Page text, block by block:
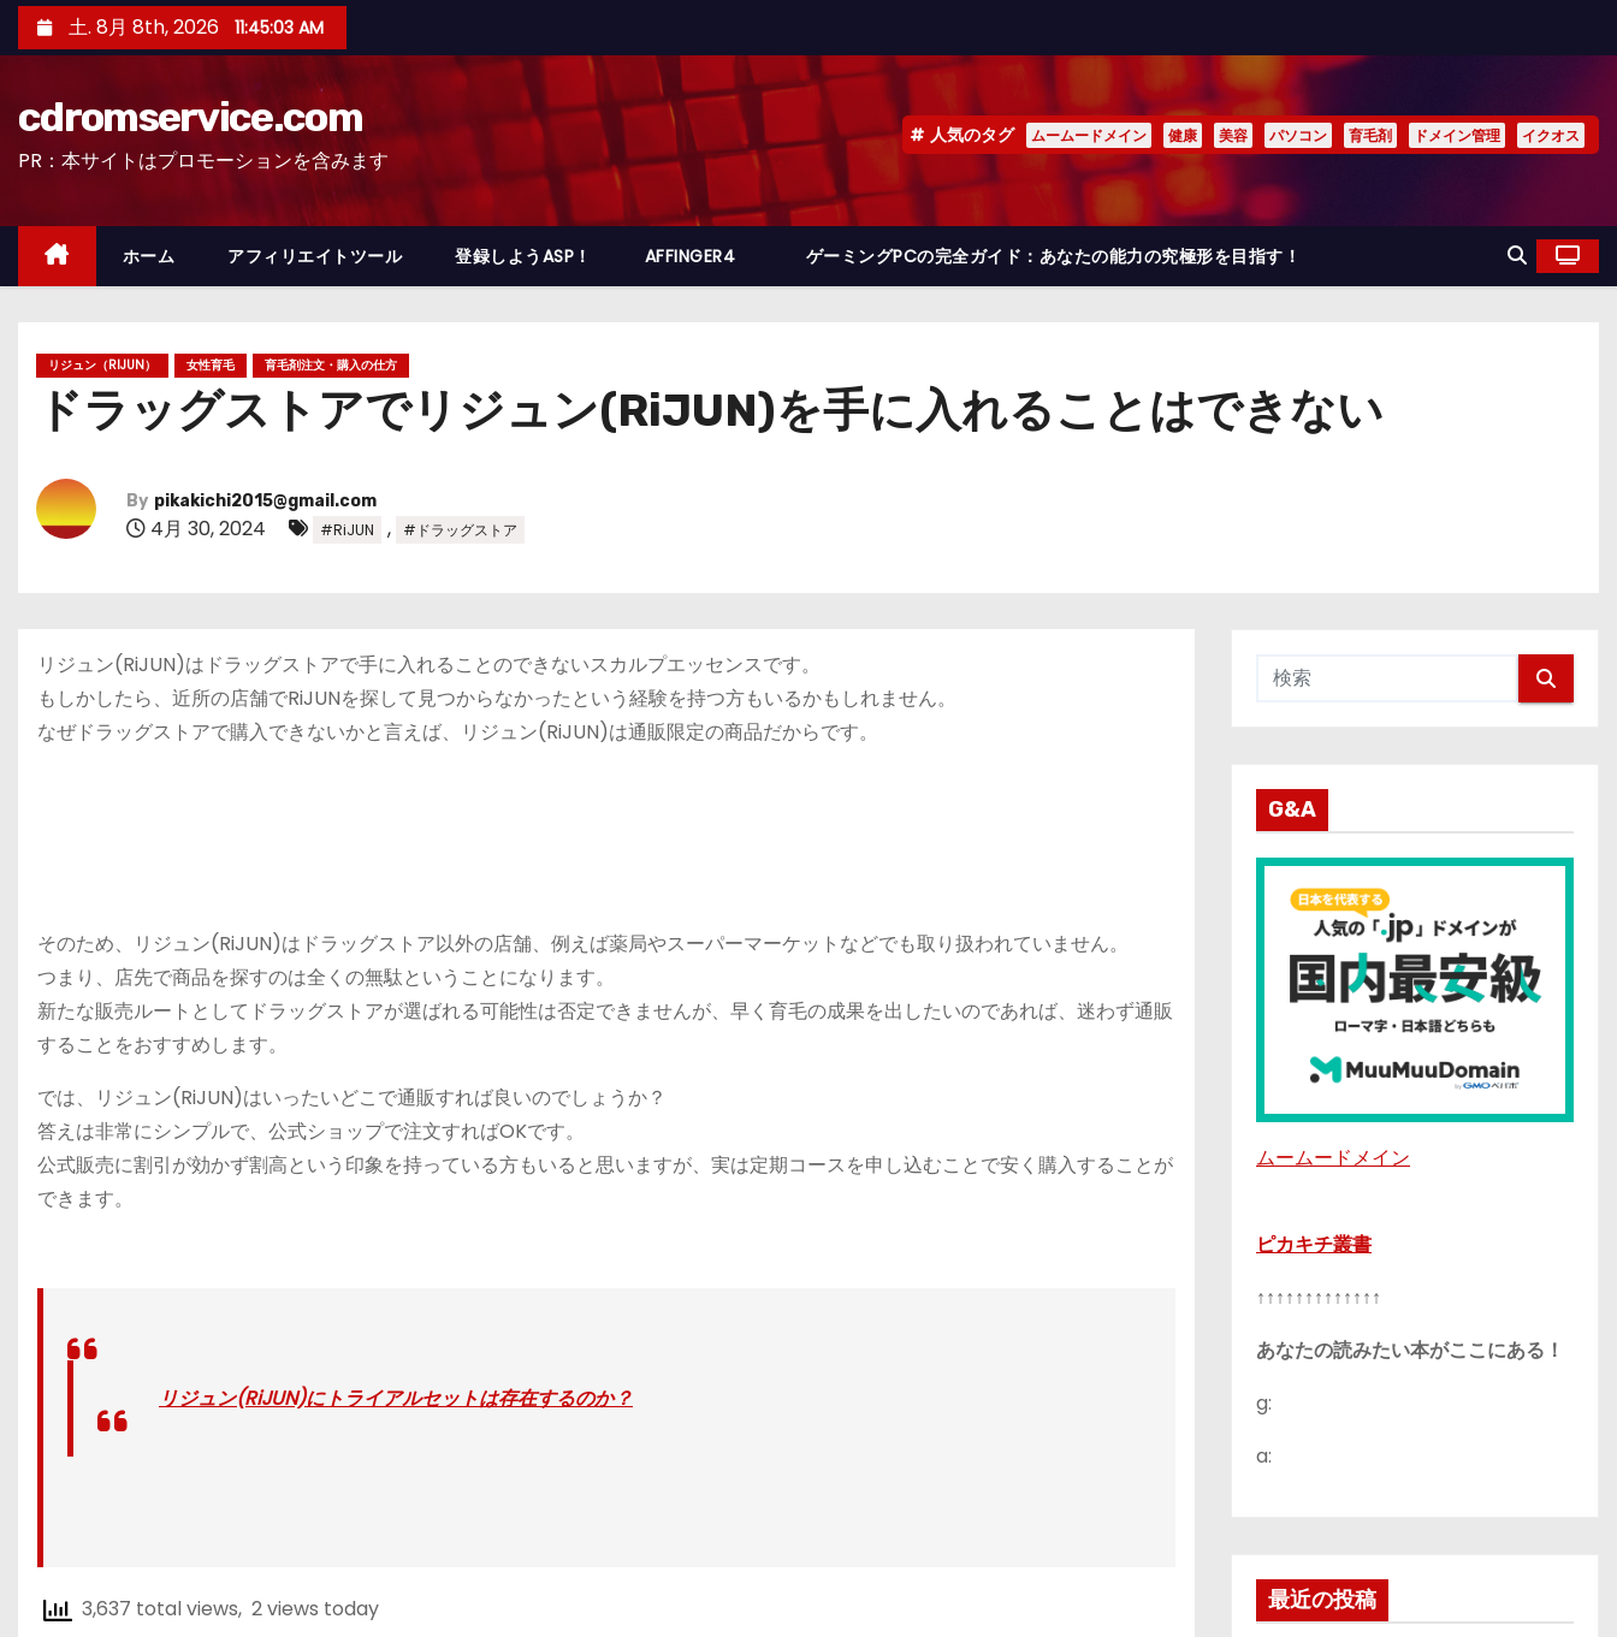
ン
ッ
土. 8月 8th, 2026 11:45:04 AM
cdromservice.com
PR：本サイトはプロモーションを含みます
人気のタグ ムームードメイン 健康 美容 パソコン 育毛剤 ドメイン管理 イクオス
ホーム アフィリエイトツール 登録しようASP！ AFFINGER4 ゲーミングPCの完全ガイド：あなたの能力の究極形を目指す！
リジュン（RIJUN） 女性育毛 育毛剤注文・購入の仕方
ドラッグストアでリジュン(RiJUN)を手に入れることはできない
By pikakichi2015@gmail.com
4月 30, 2024 #RiJUN , #ドラッグストア
リジュン(RiJUN)はドラッグストアで手に入れることのできないスカルプエッセンスです。
もしかしたら、近所の店舗でRiJUNを探して見つからなかったという経験を持つ方もいるかもしれません。
なぜドラッグストアで購入できないかと言えば、リジュン(RiJUN)は通販限定の商品だからです。
そのため、リジュン(RiJUN)はドラッグストア以外の店舗、例えば薬局やスーパーマーケットなどでも取り扱われていません。
つまり、店先で商品を探すのは全くの無駄ということになります。
新たな販売ルートとしてドラッグストアが選ばれる可能性は否定できませんが、早く育毛の成果を出したいのであれば、迷わず通販
することをおすすめします。
では、リジュン(RiJUN)はいったいどこで通販すれば良いのでしょうか？
答えは非常にシンプルで、公式ショップで注文すればOKです。
公式販売に割引が効かず割高という印象を持っている方もいると思いますが、実は定期コースを申し込むことで安く購入することが
できます。
リジュン(RiJUN)にトライアルセットは存在するのか？
3,637 total views, 2 views today
G&A
ムームードメイン
ピカキチ叢書
↑↑↑↑↑↑↑↑↑↑↑↑↑
あなたの読みたい本がここにある！
g:
a:
最近の投稿